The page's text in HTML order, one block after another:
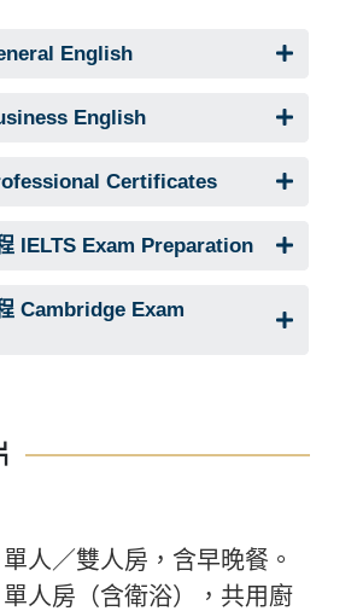
English
English
Certificates
IELTS Exam Preparation
Cambridge Exam
人／雙人房，含早晚餐。
人房（含衛浴），共用廚